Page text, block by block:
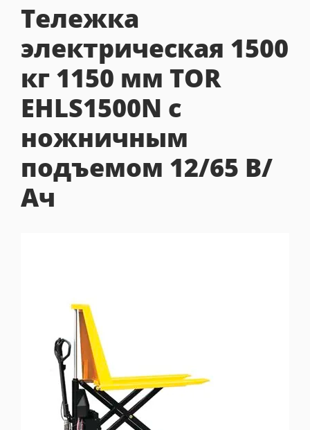
Тележка
электрическая 1500
кг 1150 мм TOR
EHLS1500N с
ножничным
подъемом 12/65 В/
Ач